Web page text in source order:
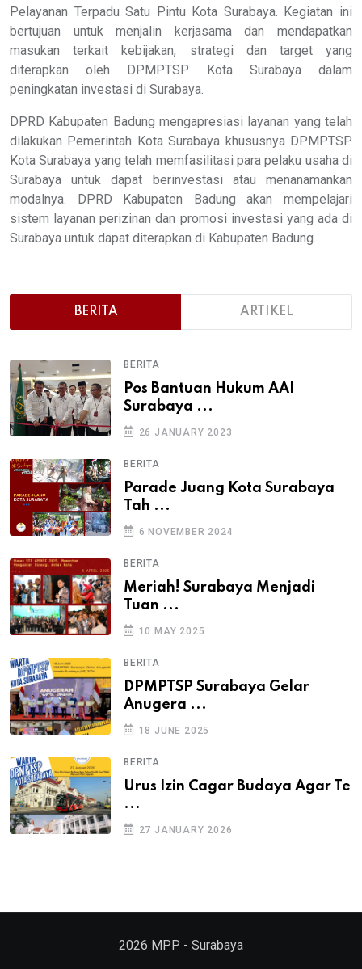
Pelayanan Terpadu Satu Pintu Kota Surabaya. Kegiatan ini
bertujuan untuk menjalin kerjasama dan mendapatkan
masukan terkait kebijakan, strategi dan target yang
diterapkan oleh DPMPTSP Kota Surabaya dalam
peningkatan investasi di Surabaya.
DPRD Kabupaten Badung mengapresiasi layanan yang telah
dilakukan Pemerintah Kota Surabaya khususnya DPMPTSP
Kota Surabaya yang telah memfasilitasi para pelaku usaha di
Surabaya untuk dapat berinvestasi atau menanamankan
modalnya. DPRD Kabupaten Badung akan mempelajari
sistem layanan perizinan dan promosi investasi yang ada di
Surabaya untuk dapat diterapkan di Kabupaten Badung.
BERITA ARTIKEL
BERITA
Pos Bantuan Hukum AAI
Surabaya ...
26 JANUARY 2023
BERITA
Parade Juang Kota Surabaya
Tah ...
6 NOVEMBER 2024
BERITA
Meriah! Surabaya Menjadi
Tuan ...
10 MAY 2025
BERITA
DPMPTSP Surabaya Gelar
Anugera ...
18 JUNE 2025
BERITA
Urus Izin Cagar Budaya Agar Te
...
27 JANUARY 2026
2026 MPP - Surabaya